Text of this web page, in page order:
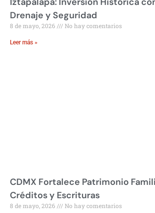
Drenaje y Seguridad
8 de mayo, 2026 No hay comentarios
Leer más »
CDMX Fortalece Patrimonio
Créditos y Escrituras
8 de mayo, 2026 No hay comentarios